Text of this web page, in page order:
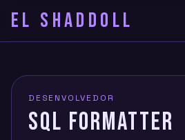
EL SHADDOLL
DESENVOLVEDOR
SQL FORMATTER